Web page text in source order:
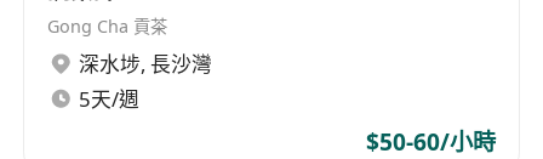
Gong Cha 貢茶
深水埗, 長沙灣
5天/週
$50-60/小時